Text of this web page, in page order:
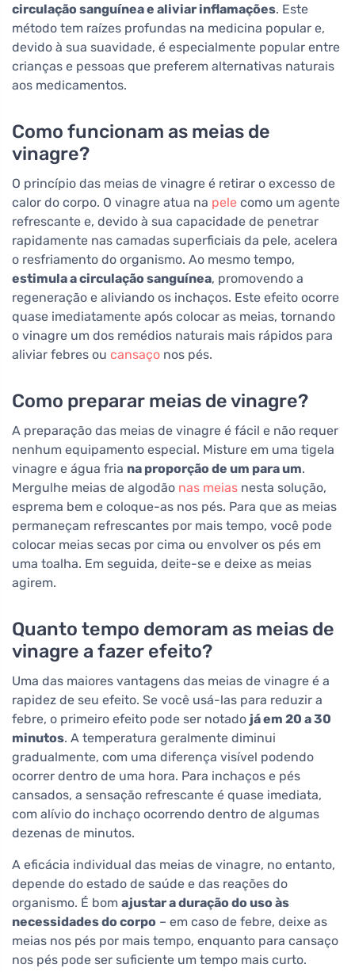
circulação sanguínea e aliviar inflamações. Este
método tem raízes profundas na medicina popular e,
devido à sua suavidade, é especialmente popular entre
crianças e pessoas que preferem alternativas naturais
aos medicamentos.
Como funcionam as meias de
vinagre?
O princípio das meias de vinagre é retirar o excesso de
calor do corpo. O vinagre atua na pele como um agente
refrescante e, devido à sua capacidade de penetrar
rapidamente nas camadas superficiais da pele, acelera
o resfriamento do organismo. Ao mesmo tempo,
estimula a circulação sanguínea, promovendo a
regeneração e aliviando os inchaços. Este efeito ocorre
quase imediatamente após colocar as meias, tornando
o vinagre um dos remédios naturais mais rápidos para
aliviar febres ou cansaço nos pés.
Como preparar meias de vinagre?
A preparação das meias de vinagre é fácil e não requer
nenhum equipamento especial. Misture em uma tigela
vinagre e água fria na proporção de um para um.
Mergulhe meias de algodão nas meias nesta solução,
esprema bem e coloque-as nos pés. Para que as meias
permaneçam refrescantes por mais tempo, você pode
colocar meias secas por cima ou envolver os pés em
uma toalha. Em seguida, deite-se e deixe as meias
agirem.
Quanto tempo demoram as meias de
vinagre a fazer efeito?
Uma das maiores vantagens das meias de vinagre é a
rapidez de seu efeito. Se você usá-las para reduzir a
febre, o primeiro efeito pode ser notado já em 20 a 30
minutos. A temperatura geralmente diminui
gradualmente, com uma diferença visível podendo
ocorrer dentro de uma hora. Para inchaços e pés
cansados, a sensação refrescante é quase imediata,
com alívio do inchaço ocorrendo dentro de algumas
dezenas de minutos.
A eficácia individual das meias de vinagre, no entanto,
depende do estado de saúde e das reações do
organismo. É bom ajustar a duração do uso às
necessidades do corpo – em caso de febre, deixe as
meias nos pés por mais tempo, enquanto para cansaço
nos pés pode ser suficiente um tempo mais curto.